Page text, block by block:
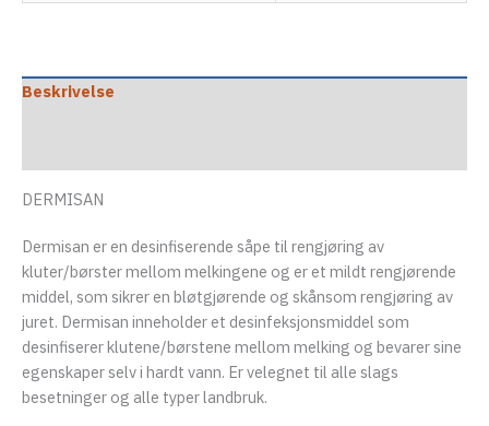
Beskrivelse
DERMISAN
Dermisan er en desinfiserende såpe til rengjøring av
kluter/børster mellom melkingene og er et mildt rengjørende
middel, som sikrer en bløtgjørende og skånsom rengjøring av
juret. Dermisan inneholder et desinfeksjonsmiddel som
desinfiserer klutene/børstene mellom melking og bevarer sine
egenskaper selv i hardt vann. Er velegnet til alle slags
besetninger og alle typer landbruk.